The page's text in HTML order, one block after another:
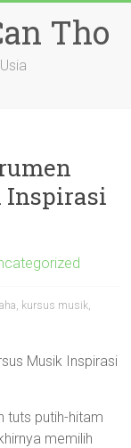
Tho
Inspirasi
kursus musik,
Musik Inspirasi
tuts putih-hitam
memilih